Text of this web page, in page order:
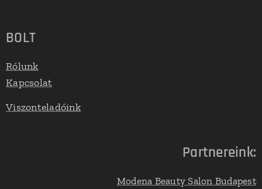
BOLT
Rólunk
Kapcsolat
Viszonteladóink
Partnereink:
Modena Beauty Salon Budapest